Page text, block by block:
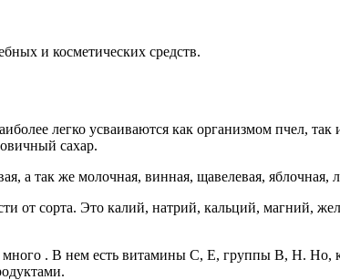
и косметических средств.
легко усваиваются как организмом пчел,
сахар.
а так же молочная, винная, щавелевая, яблочная,
от сорта. Это калий, натрий, кальций, магний,
. В нем есть витамины С, Е, группы В, Н. Но,